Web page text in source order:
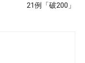
21例「破200」